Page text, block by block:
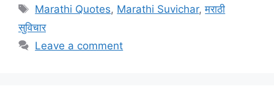
Tags
Marathi Quotes, Marathi Suvichar,मराठी
सुविचार
Leave a comment